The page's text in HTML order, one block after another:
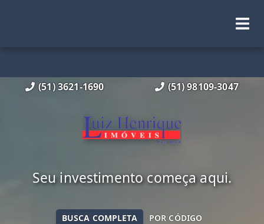
(51) 3621-1690 (51) 98109-3047
Seu investimento começa aqui.
BUSCA COMPLETA POR CÓDIGO